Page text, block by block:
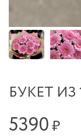
БУКЕТ ИЗ
5390₽